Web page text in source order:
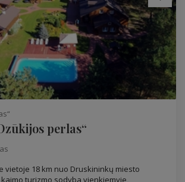
perlas“
vietoje 18 km nuo Druskininkų miesto
turizmo sodyba vienkiemyje,